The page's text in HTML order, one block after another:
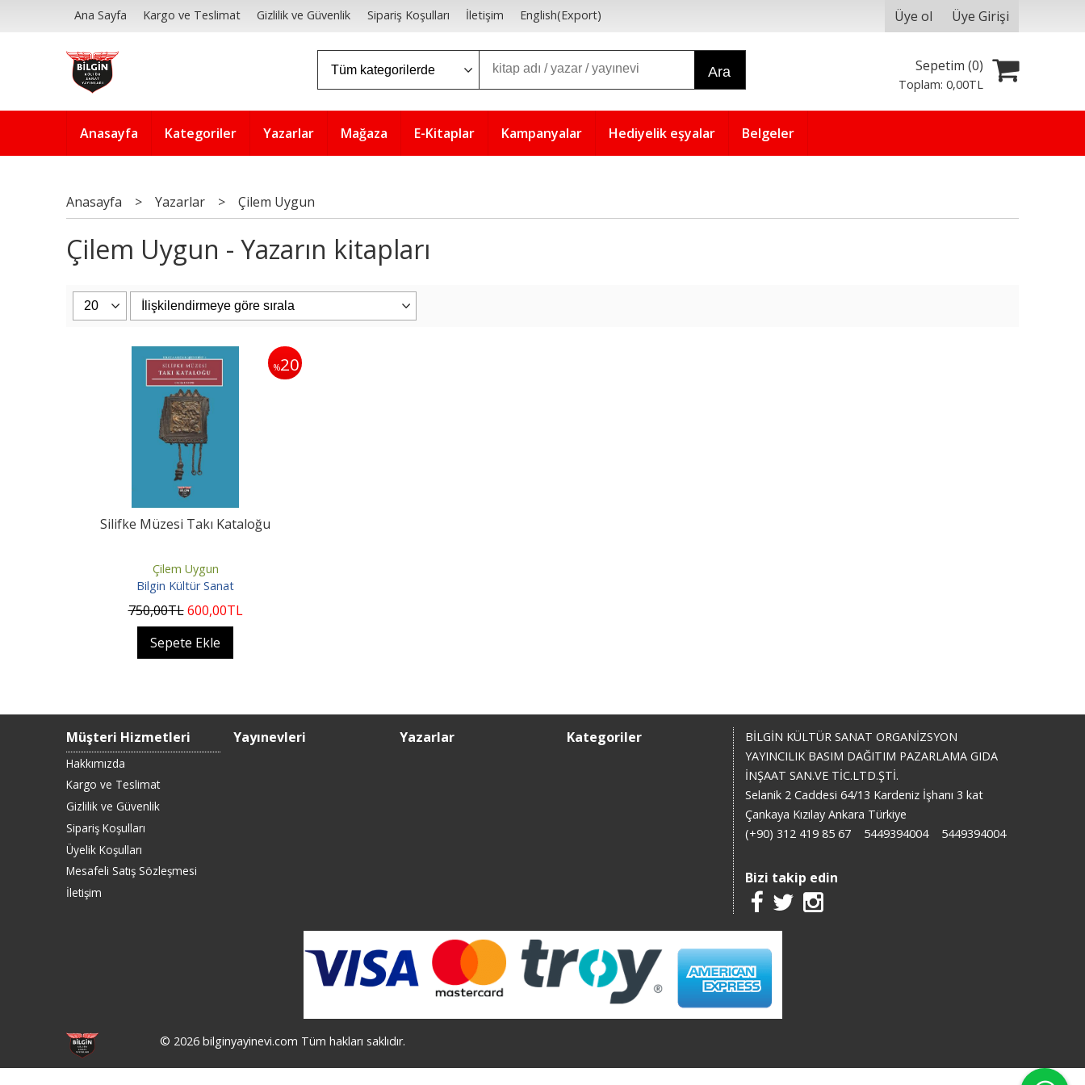
Ana Sayfa Kargo ve Teslimat Gizlilik ve Güvenlik Sipariş Koşulları İletişim English(Export) Üye ol Üye Girişi
Ara Sepetim (0)
Toplam:0,00TL
Anasayfa Kategoriler Yazarlar Mağaza E-Kitaplar Kampanyalar Hediyelik eşyalar Belgeler
Anasayfa > Yazarlar > Çilem Uygun
Çilem Uygun - Yazarın kitapları
%20
Silifke Müzesi Takı Kataloğu
Çilem Uygun
Bilgin Kültür Sanat
750,00TL 600,00TL
Sepete Ekle
Müşteri Hizmetleri
Hakkımızda
Kargo ve Teslimat
Gizlilik ve Güvenlik
Sipariş Koşulları
Üyelik Koşulları
Mesafeli Satış Sözleşmesi
İletişim
Yayınevleri Yazarlar Kategoriler
BİLGİN KÜLTÜR SANAT ORGANİZSYON
YAYINCILIK BASIM DAĞITIM PAZARLAMA GIDA
İNŞAAT SAN.VE TİC.LTD.ŞTİ.
Selanik 2 Caddesi 64/13 Kardeniz İşhanı 3 kat
Çankaya Kızılay Ankara Türkiye
(+90) 312 419 85 67
5449394004 5449394004
Bizi takip edin
© 2026 bilginyayinevi.com Tüm hakları saklıdır.